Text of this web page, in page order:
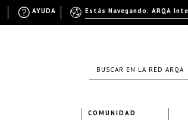
COMUNIDAD
Estás Navegando: ARQA
AYUDA